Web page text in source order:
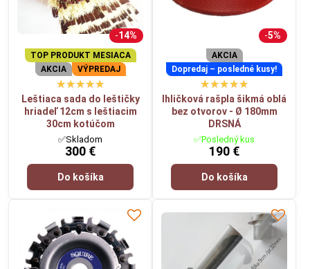
14%
TOP PRODUKT MESIACA
AKCIA
VÝPREDAJ
Leštiaca sada do leštičky
hriadeľ 12cm s leštiacim
30cm kotúčom
✅Skladom
300 €
Do košíka
5%
AKCIA
Dopredaj – posledné kusy!
Ihličková rašpla šikmá oblá
bez otvorov - Ø 180mm
DRSNÁ
✅Posledný kus
190 €
Do košíka